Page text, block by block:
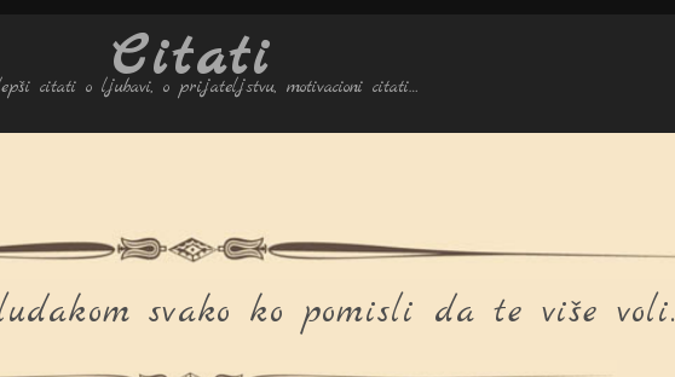
Citati
citati o ljubavi, o prijateljstvu, motivacioni citati…
svako ko pomisli da te više voli.